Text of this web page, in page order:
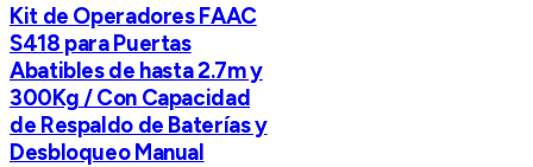
Kit de Operadores FAAC
S418 para Puertas
Abatibles de hasta 2.7m y
300Kg / Con Capacidad
de Respaldo de Baterías y
Desbloqueo Manual